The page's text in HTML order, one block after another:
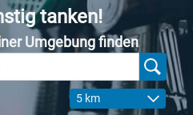
tanken!
Umgebung finden
5 km